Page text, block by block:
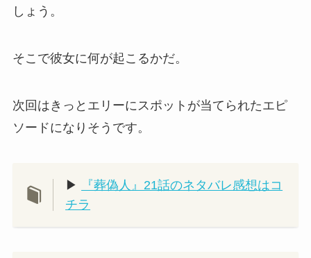
しょう。
そこで彼女に何が起こるかだ。
次回はきっとエリーにスポットが当てられたエピ
ソードになりそうです。
▶
『葬偽人』21話のネタバレ感想はコ
チラ